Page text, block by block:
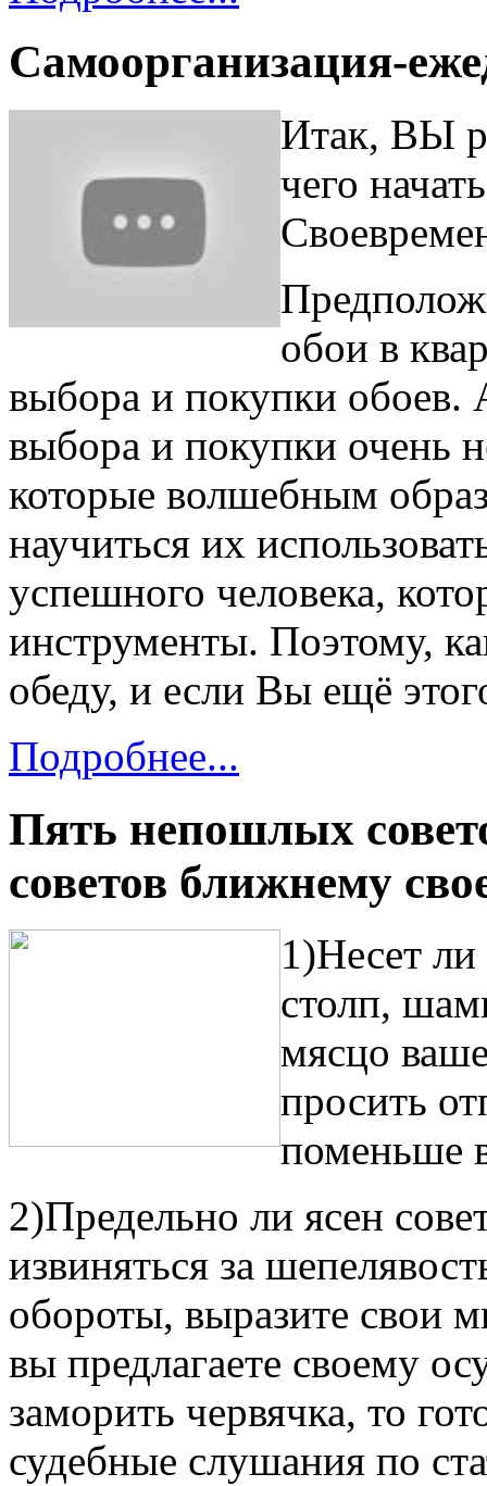
Самоорганизация-
Итак, ВЫ
чего
обои в
выбора и покупки обоев.
выбора и покупки очень
которые волшебным
научиться их
успешного человека,
инструменты. Поэтому,
обеду, и если Вы ещё
Подробнее...
Пять непошлых
советов ближнему
1)Несет ли
столп,
мясцо
просить
поменьше
2)Предельно ли ясен
извиняться за
обороты, выразите свои
вы предлагаете своему
заморить червячка, то
судебные слушания по